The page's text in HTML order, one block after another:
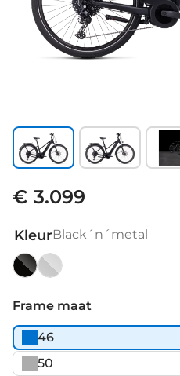
€ 3.099
KleurBlack´n´metal
´n
´metal
Frame maat
46
50